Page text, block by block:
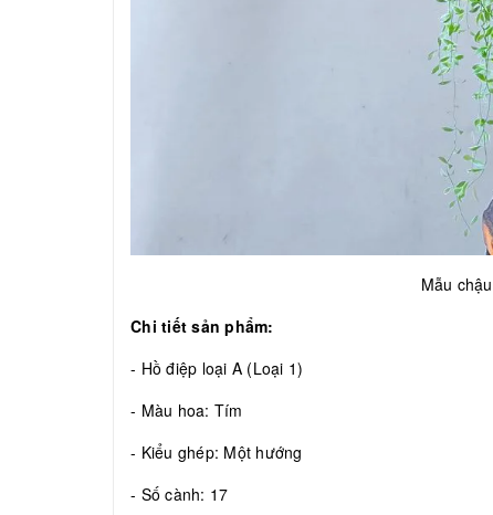
Mẫu chậu
Chi tiết sản phẩm:
- Hồ điệp loại A (Loại 1)
- Màu hoa: Tím
- Kiểu ghép: Một hướng
- Số cành: 17